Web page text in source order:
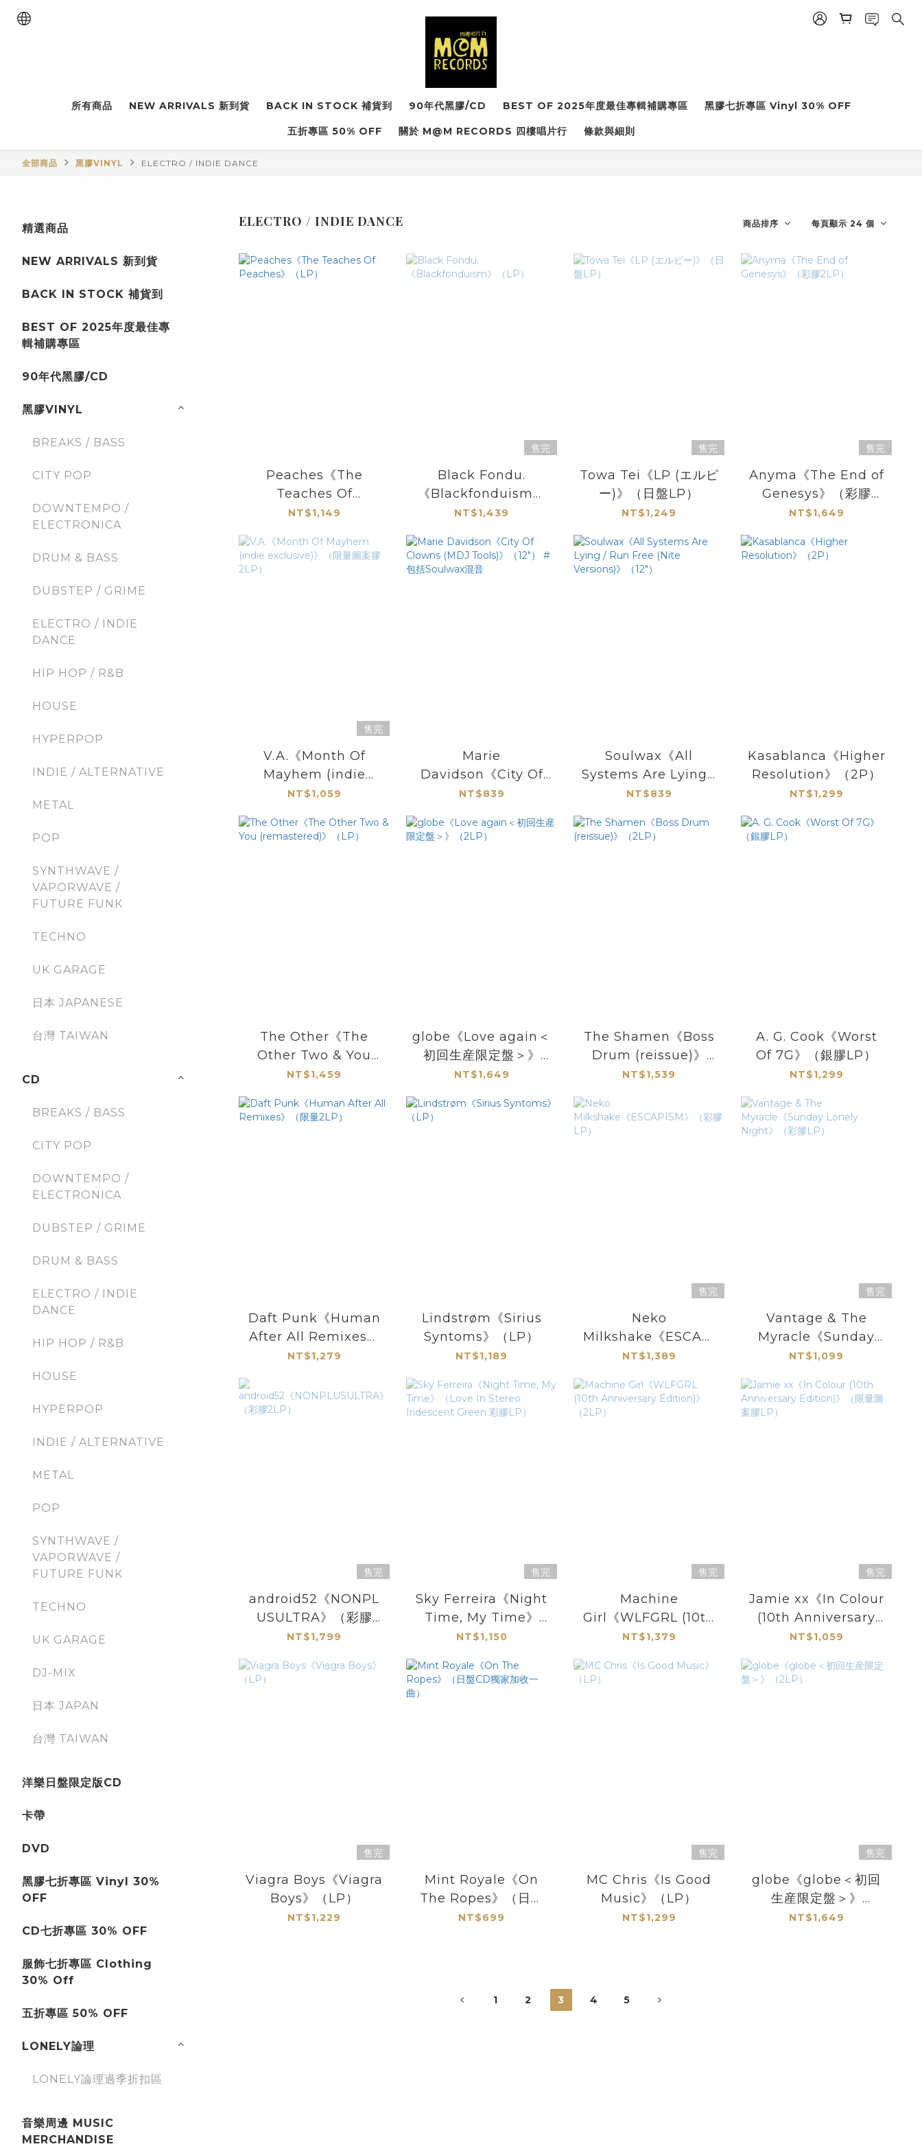
所有商品 NEW ARRIVALS 新到貨 BACK IN STOCK 補貨到 90年代黑膠/CD BEST OF 2025年度最佳專輯補購專區 黑膠七折專區 Vinyl 30% OFF
五折專區 50% OFF 關於 M@M RECORDS 四樓唱片行 條款與細則
全部商品 黑膠VINYL ELECTRO / INDIE DANCE
精選商品
NEW ARRIVALS 新到貨
BACK IN STOCK 補貨到
BEST OF 2025年度最佳專
輯補購專區
90年代黑膠/CD
黑膠VINYL
BREAKS / BASS
CITY POP
DOWNTEMPO /
ELECTRONICA
DRUM & BASS
DUBSTEP / GRIME
ELECTRO / INDIE
DANCE
HIP HOP / R&B
HOUSE
HYPERPOP
INDIE / ALTERNATIVE
METAL
POP
SYNTHWAVE /
VAPORWAVE /
FUTURE FUNK
TECHNO
UK GARAGE
日本 JAPANESE
台灣 TAIWAN
CD
BREAKS / BASS
CITY POP
DOWNTEMPO /
ELECTRONICA
DUBSTEP / GRIME
DRUM & BASS
ELECTRO / INDIE
DANCE
HIP HOP / R&B
HOUSE
HYPERPOP
INDIE / ALTERNATIVE
METAL
POP
SYNTHWAVE /
VAPORWAVE /
FUTURE FUNK
TECHNO
UK GARAGE
DJ-MIX
日本 JAPAN
台灣 TAIWAN
洋樂日盤限定版CD
卡帶
DVD
黑膠七折專區 Vinyl 30%
OFF
CD七折專區 30% OFF
服飾七折專區 Clothing
30% Off
五折專區 50% OFF
LONELY論理
LONELY論理過季折扣區
音樂周邊 MUSIC
MERCHANDISE
ELECTRO / INDIE DANCE 商品排序 每頁顯示 24 個
Peaches《The
Teaches Of
Peaches》（LP）
NT$1,149
售完
Black Fondu.
《Blackfonduism》
（LP）
NT$1,439
售完
Towa Tei《LP (エルピ
ー)》（日盤LP）
NT$1,249
售完
Anyma《The End of
Genesys》（彩膠
2LP）
NT$1,649
售完
V.A.《Month Of
Mayhem (indie
exclusive)》（限量圖
NT$1,059
Marie
Davidson《City Of
Clowns (MDJ
Soulwax混音
NT$839
Soulwax《All
Systems Are Lying /
Run Free (Nite
NT$839
Kasablanca《Higher
Resolution》（2P）
NT$1,299
The Other《The
Other Two & You
(remastered)》
NT$1,459
globe《Love again＜
初回生産限定盤＞》
（2LP）
NT$1,649
The Shamen《Boss
Drum (reissue)》
（2LP）
NT$1,539
A. G. Cook《Worst
Of 7G》（銀膠LP）
NT$1,299
Daft Punk《Human
After All Remixes》
（限量2LP）
NT$1,279
Lindstrøm《Sirius
Syntoms》（LP）
NT$1,189
售完
Neko
Milkshake《ESCAPI
SM》（彩膠LP）
NT$1,389
售完
Vantage & The
Myracle《Sunday
Lonely Night》（彩膠
NT$1,099
售完
android52《NONPL
USULTRA》（彩膠
2LP）
NT$1,799
售完
Sky Ferreira《Night
Time, My Time》
（Love In Stereo
膠LP）
NT$1,150
售完
Machine
Girl《WLFGRL (10th
Anniversary
NT$1,379
售完
Jamie xx《In Colour
(10th Anniversary
Edition)》（限量圖案
NT$1,059
售完
Viagra Boys《Viagra
Boys》（LP）
NT$1,229
Mint Royale《On
The Ropes》（日盤
CD獨家加收一曲）
NT$699
售完
MC Chris《Is Good
Music》（LP）
NT$1,299
售完
globe《globe＜初回
生産限定盤＞》
（2LP）
NT$1,649
1 2 3 4 5